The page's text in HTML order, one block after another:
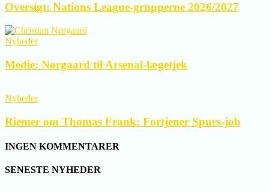
Oversigt: Nations League-grupperne 2026/2027
Nyheder
Medie: Nørgaard til Arsenal-lægetjek
Nyheder
Riemer om Thomas Frank: Fortjener Spurs-job
INGEN KOMMENTARER
SENESTE NYHEDER